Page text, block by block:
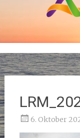
6. Oktober